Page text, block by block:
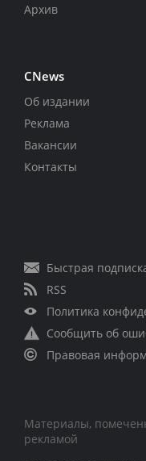
Архив
CNews
Об издании
Реклама
Вакансии
Контакты
Быстрая
RSS
Политика
Сообщить об
Правовая
Материалы,
рекламой